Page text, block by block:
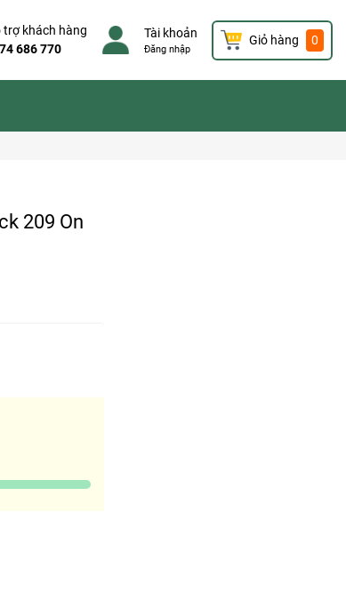
trợ khách hàng
686 770
Tài khoản
Đăng nhập
Giỏ hàng 0
209 On